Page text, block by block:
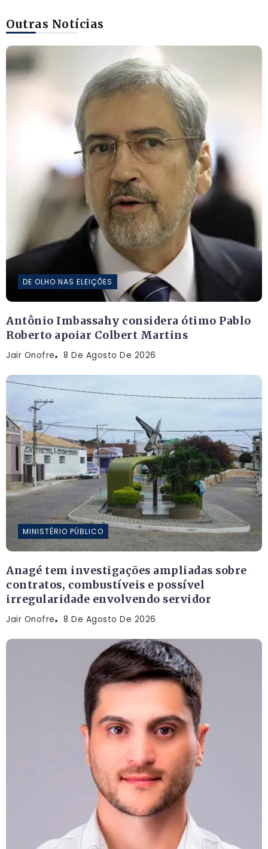
Outras Notícias
DE OLHO NAS ELEIÇÕES
Antônio Imbassahy considera ótimo Pablo
Roberto apoiar Colbert Martins
Jair Onofre 8 De Agosto De 2026
MINISTÉRIO PÚBLICO
Anagé tem investigações ampliadas sobre
contratos, combustíveis e possível
irregularidade envolvendo servidor
Jair Onofre 8 De Agosto De 2026